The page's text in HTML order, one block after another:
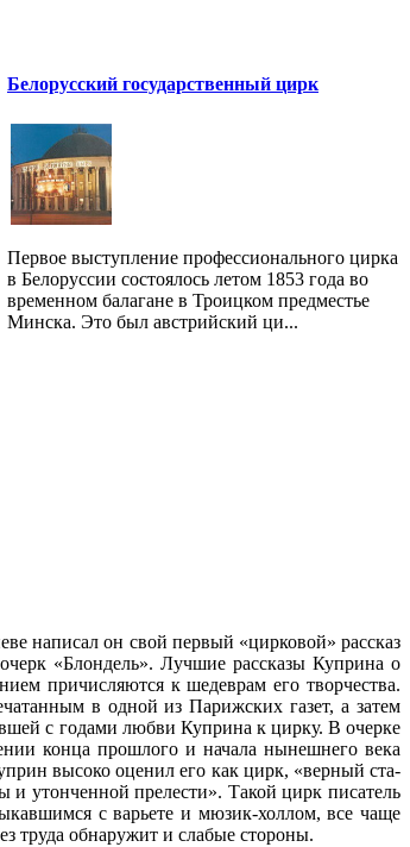
Белорусский государственный цирк
Первое выступление профессионального цирка
в Белоруссии состоялось летом 1853 года во
временном балагане в Троицком предместье
Минска. Это был австрийский ци...
написал он свой пер­вый «цирковой» рассказ
«Блондель». Лучшие рассказы Куприна о
причисляются к шедев­рам его творчества.
в одной из Парижских газет, а затем
с го­дами любви Куприна к цирку. В очерке
конца прошлого и начала нынешнего века
высоко оценил его как цирк, «верный ста­
утонченной прелести». Та­кой цирк писатель
с варьете и мюзик-холлом, все чаще
труда обнаружит и слабые стороны.